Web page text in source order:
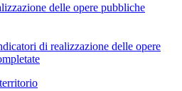
delle opere pubbliche
di realizzazione delle opere